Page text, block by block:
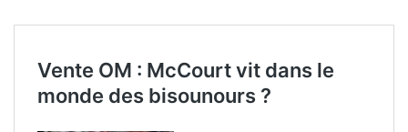
Vente OM : McCourt vit dans le
monde des bisounours ?